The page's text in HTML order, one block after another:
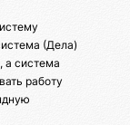
(Дела)
а система
работу